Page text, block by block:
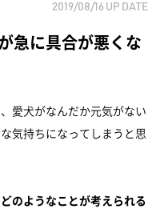
2019/08/16 UP DATE
急に具合が悪くな
愛犬がなんだか元気がない
気持ちになってしまうと思
のようなことが考えられる